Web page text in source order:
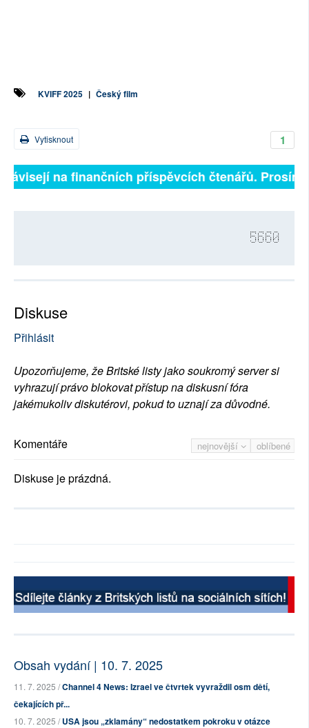
KVIFF 2025 | Český film
1
Vytisknout
na finančních příspěvcích čtenářů. Prosíme,
5660
Diskuse
Přihlásit
Upozorňujeme, že Britské listy jako soukromý server si
vyhrazují právo blokovat přístup na diskusní fóra
jakémukoliv diskutérovi, pokud to uznají za důvodné.
nejnovější oblíbené
Komentáře
Diskuse je prázdná.
Obsah vydání | 10. 7. 2025
11. 7. 2025 /Channel 4 News: Izrael ve čtvrtek vyvraždil osm dětí,
čekajících př...
10. 7. 2025 /USA jsou „zklamány“ nedostatkem pokroku v otázce